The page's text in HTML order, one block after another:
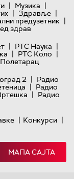
| Музика |
| Здравље |
предузетник |
здрав
| РТС Наука |
| РТС Коло |
2 | Радио
| Радио
| Радио
| Конкурси |
МАПА САЈТА